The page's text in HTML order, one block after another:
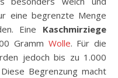
eine begrenzte Menge
Eine Kaschmirziege
Gramm Wolle. Für die
jedoch bis zu 1.000
Begrenzung macht